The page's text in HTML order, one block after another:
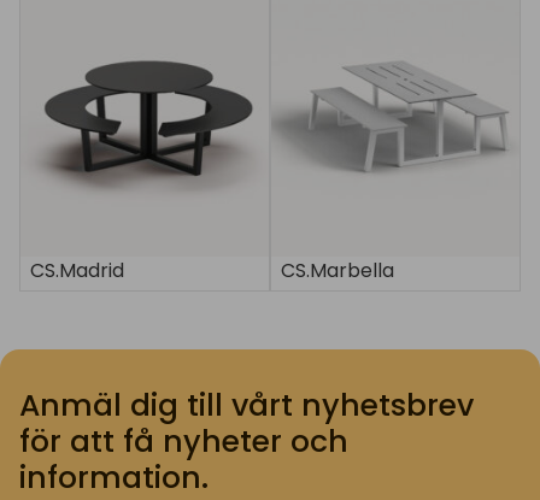
CS.Madrid CS.Marbella
Anmäl dig till vårt nyhetsbrev
för att få nyheter och
information.